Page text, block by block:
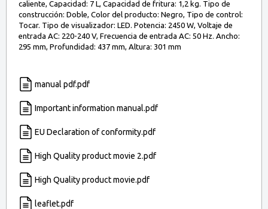
caliente, Capacidad: 7 L, Capacidad de fritura: 1,2 kg. Tipo de
construcción: Doble, Color del producto: Negro, Tipo de control:
Tocar. Tipo de visualizador: LED. Potencia: 2450 W, Voltaje de
entrada AC: 220-240 V, Frecuencia de entrada AC: 50 Hz. Ancho:
295 mm, Profundidad: 437 mm, Altura: 301 mm
manual pdf.pdf
Important information manual.pdf
EU Declaration of conformity.pdf
High Quality product movie 2.pdf
High Quality product movie.pdf
leaflet.pdf